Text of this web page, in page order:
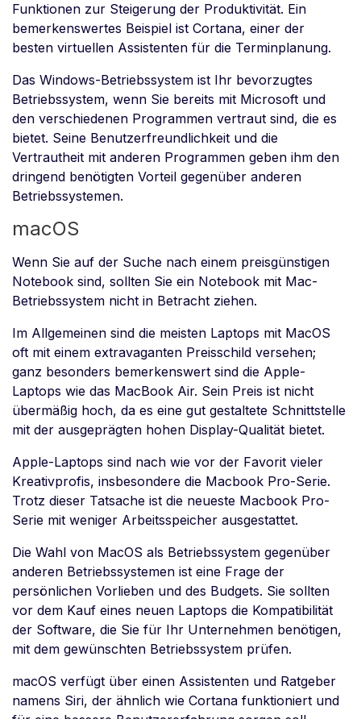
Funktionen zur Steigerung der Produktivität. Ein
bemerkenswertes Beispiel ist Cortana, einer der
besten virtuellen Assistenten für die Terminplanung.
Das Windows-Betriebssystem ist Ihr bevorzugtes
Betriebssystem, wenn Sie bereits mit Microsoft und
den verschiedenen Programmen vertraut sind, die es
bietet. Seine Benutzerfreundlichkeit und die
Vertrautheit mit anderen Programmen geben ihm den
dringend benötigten Vorteil gegenüber anderen
Betriebssystemen.
macOS
Wenn Sie auf der Suche nach einem preisgünstigen
Notebook sind, sollten Sie ein Notebook mit Mac-
Betriebssystem nicht in Betracht ziehen.
Im Allgemeinen sind die meisten Laptops mit MacOS
oft mit einem extravaganten Preisschild versehen;
ganz besonders bemerkenswert sind die Apple-
Laptops wie das MacBook Air. Sein Preis ist nicht
übermäßig hoch, da es eine gut gestaltete Schnittstelle
mit der ausgeprägten hohen Display-Qualität bietet.
Apple-Laptops sind nach wie vor der Favorit vieler
Kreativprofis, insbesondere die Macbook Pro-Serie.
Trotz dieser Tatsache ist die neueste Macbook Pro-
Serie mit weniger Arbeitsspeicher ausgestattet.
Die Wahl von MacOS als Betriebssystem gegenüber
anderen Betriebssystemen ist eine Frage der
persönlichen Vorlieben und des Budgets. Sie sollten
vor dem Kauf eines neuen Laptops die Kompatibilität
der Software, die Sie für Ihr Unternehmen benötigen,
mit dem gewünschten Betriebssystem prüfen.
macOS verfügt über einen Assistenten und Ratgeber
namens Siri, der ähnlich wie Cortana funktioniert und